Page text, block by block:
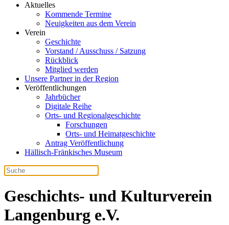
Aktuelles
Kommende Termine
Neuigkeiten aus dem Verein
Verein
Geschichte
Vorstand / Ausschuss / Satzung
Rückblick
Mitglied werden
Unsere Partner in der Region
Veröffentlichungen
Jahrbücher
Digitale Reihe
Orts- und Regionalgeschichte
Forschungen
Orts- und Heimatgeschichte
Antrag Veröffentlichung
Hällisch-Fränkisches Museum
Geschichts- und Kulturverein
Langenburg e.V.